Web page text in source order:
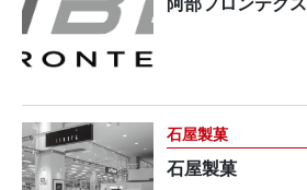
石屋製菓
石屋製菓